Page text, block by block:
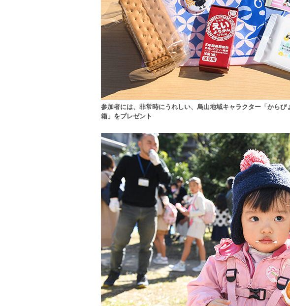
参加者には、非常時にうれしい、烏山地域キャラクター「から
箱」をプレゼント